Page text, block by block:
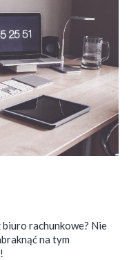
rachunkowe? Nie
na tym